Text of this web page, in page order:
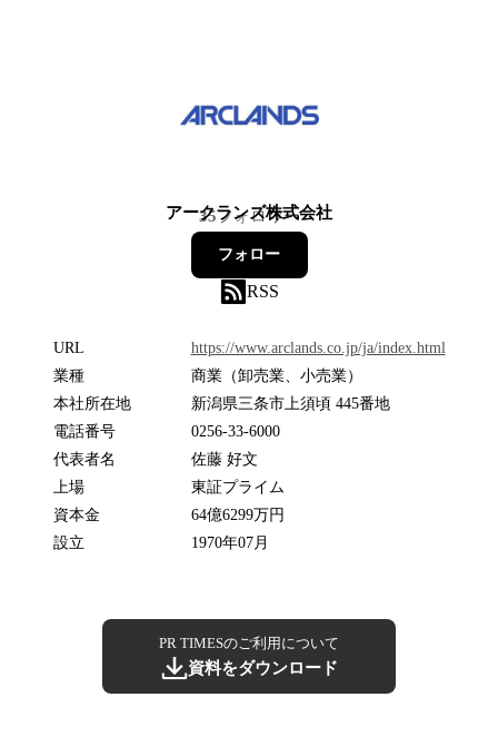
アークランズ株式会社
35フォロワー
フォロー
RSS
URL
https://www.arclands.co.jp/ja/index.html
業種
商業（卸売業、小売業）
本社所在地
新潟県三条市上須頃 445番地
電話番号
0256-33-6000
代表者名
佐藤 好文
上場
東証プライム
資本金
64億6299万円
設立
1970年07月
PR TIMESのご利用について
資料をダウンロード